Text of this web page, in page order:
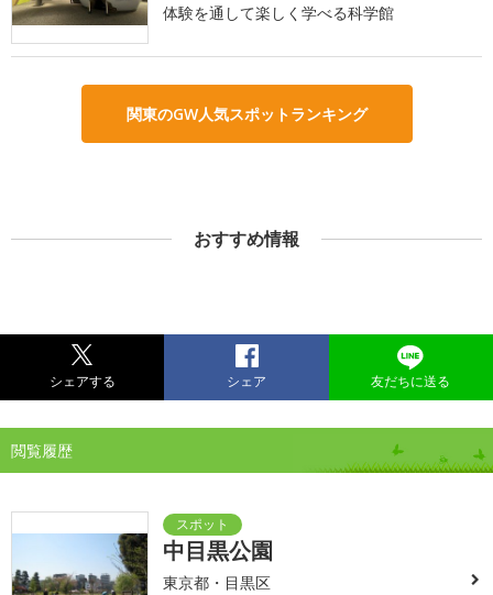
体験を通して楽しく学べる科学館
関東のGW人気スポットランキング
おすすめ情報
シェアする シェア 友だちに送る
閲覧履歴
中目黒公園
東京都・目黒区